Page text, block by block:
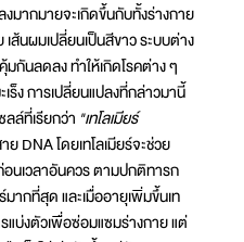
งมากมายจะเกิดขึ้นกับทั้งร่างกาย
ส้นผมเปลี่ยนเป็นสีขาว ระบบต่าง
กันลดลง ทำให้เกิดโรคต่าง ๆ
เร็ง การเปลี่ยนแปลงที่กล่าวมานี้
ลล์ที่เรียกว่า "เทโลเมียร์
DNA โดยเทโลเมียร์จะช่วย
นเวลาอันควร ตามปกติทารก
มากที่สุด และเมื่ออายุเพิ่มขึ้นเท
แบ่งตัวเพื่อซ่อมแซมร่างกาย แต่